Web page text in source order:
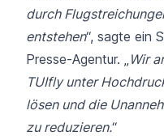
durch
entstehen“, sagte ein
Presse-Agentur. „
Wir
TUIfly unter
lösen und die
zu reduzieren.“